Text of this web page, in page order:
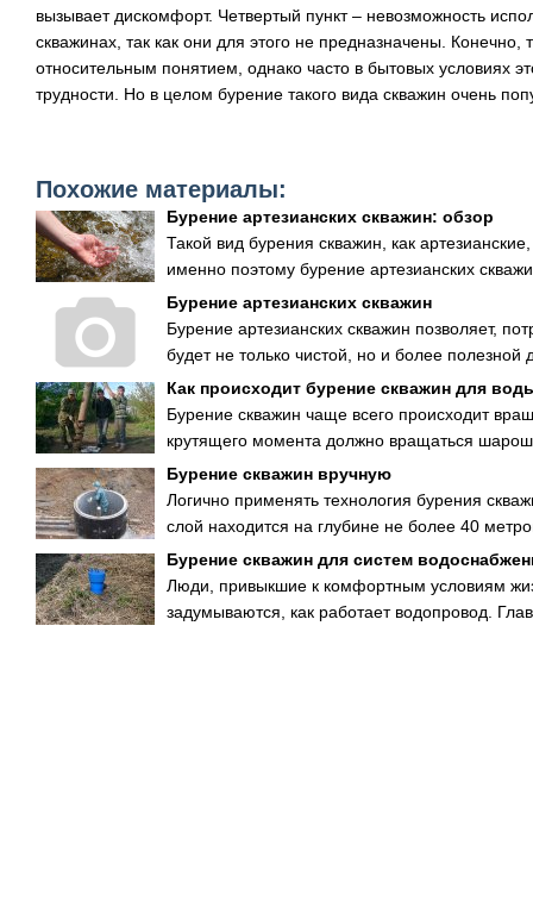
вызывает дискомфорт. Четвертый пункт – невозможность
скважинах, так как они для этого не предназначены. Конечно,
относительным понятием, однако часто в бытовых условиях
трудности. Но в целом бурение такого вида скважин очень
Похожие материалы:
Бурение артезианских скважин: обзор
Такой вид бурения скважин, как
именно поэтому бурение артезианских
Бурение артезианских скважин
Бурение артезианских скважин позволяет,
будет не только чистой, но и более полезной
Как происходит бурение скважин для
Бурение скважин чаще всего происходит
крутящего момента должно вращаться
Бурение скважин вручную
Логично применять технология бурения
слой находится на глубине не более 40
Бурение скважин для систем
Люди, привыкшие к комфортным условиям
задумываются, как работает водопровод.